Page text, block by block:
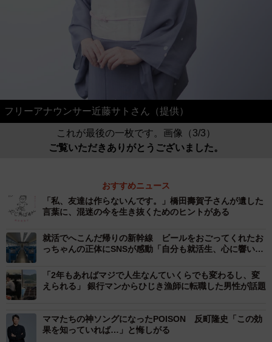
フリーアナウンサー近藤サトさん（提供）
これが最後の一枚です。画像（3/3）
ご覧いただきありがとうございました。
おすすめニュース
「私、友達は作らないんです。」橋田壽賀子さんが遺した
言葉に、混迷の今を生き抜くためのヒントがある
就活でへこんだ帰りの新幹線 ビールをおごってくれたお
っちゃんの正体にSNSが感動「自分も就活生、心に響い
「2年もあればマジで人生なんていくらでも変わるし、変
えられる」 銀行マンからひじき漁師に転職した男性が話題
ママたちの神ソングになったPOISON 反町隆史「この効
果を知っていれば…」と悔しがる